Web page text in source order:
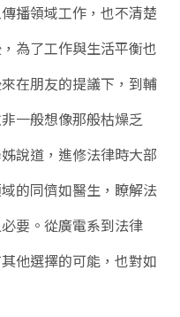
播領域工作，也不清楚
為了工作與生活平衡也
在朋友的提議下，到輔
一般想像那般枯燥乏
說道，進修法律時大部
的同儕如醫生，瞭解法
要。從廣電系到法律
他選擇的可能，也對如